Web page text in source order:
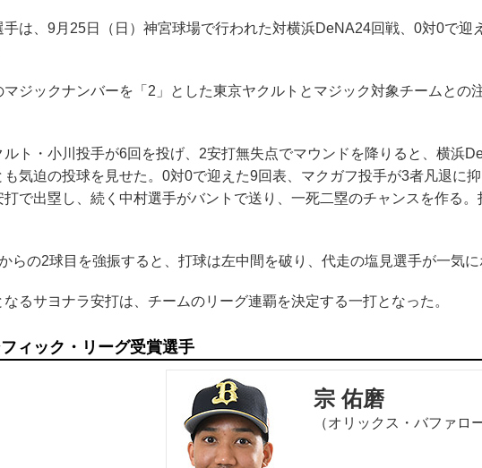
は、9月25日（日）神宮球場で行われた対横浜DeNA24回戦、0対0で迎
ジックナンバーを「2」とした東京ヤクルトとマジック対象チームとの
ト・小川投手が6回を投げ、2安打無失点でマウンドを降りると、横浜
も気迫の投球を見せた。0対0で迎えた9回表、マクガフ投手が3者凡退に
打で出塁し、続く中村選手がバントで送り、一死二塁のチャンスを作る
らの2球目を強振すると、打球は左中間を破り、代走の塩見選手が一気に
るサヨナラ安打は、チームのリーグ連覇を決定する一打となった。
ィック・リーグ受賞選手
宗 佑磨
（オリックス・バファロ